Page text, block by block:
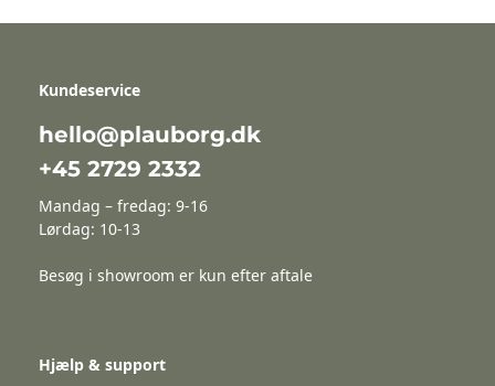
Kundeservice
hello@plauborg.dk
+45 2729 2332
Mandag – fredag: 9-16
Lørdag: 10-13
Besøg i showroom er kun efter aftale
Hjælp & support